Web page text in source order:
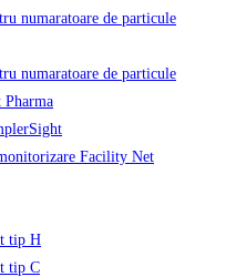
numaratoare de particule
numaratoare de particule
Pharma
Facility Net
tip H
tip C